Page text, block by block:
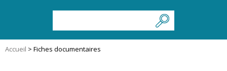
Accueil > Fiches documentaires